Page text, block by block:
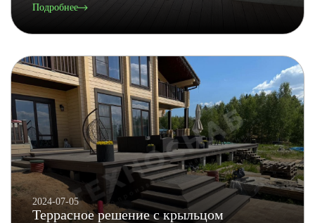
Подробнее
2024-07-05
Террасное решение с крыльцом